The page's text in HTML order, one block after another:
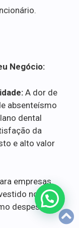
Negócio:
A dor de
absenteísmo
dental
da
e alto valor
empresas
no plano
despesa